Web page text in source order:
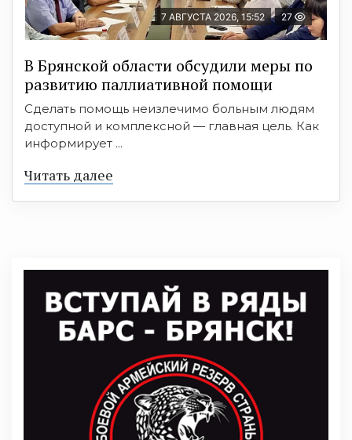
7 АВГУСТА 2026, 15:52 27
В Брянской области обсудили меры по
развитию паллиативной помощи
Сделать помощь неизлечимо больным людям
доступной и комплексной — главная цель. Как
информирует ...
Читать далее